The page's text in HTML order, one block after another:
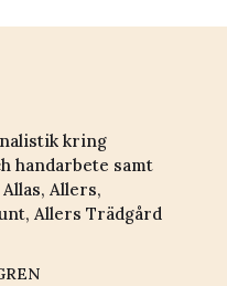
kring
handarbete samt
Allers,
Allers Trädgård